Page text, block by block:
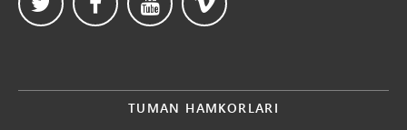
TUMAN HAMKORLARI